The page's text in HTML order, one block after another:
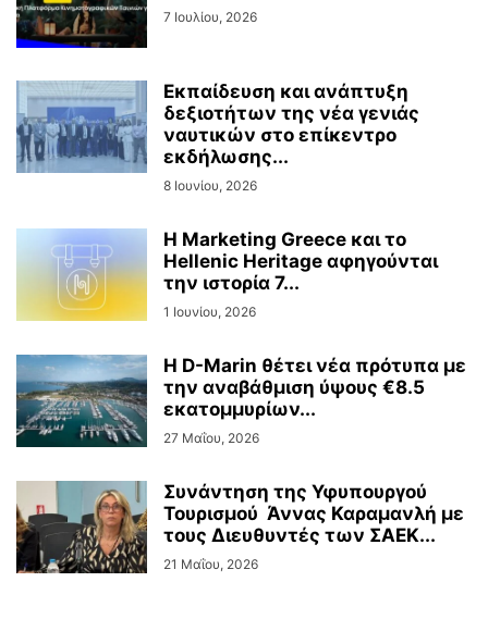
7 Ιουλίου, 2026
Εκπαίδευση και ανάπτυξη
δεξιοτήτων της νέα γενιάς
ναυτικών στο επίκεντρο
εκδήλωσης...
8 Ιουνίου, 2026
Η Marketing Greece και το
Hellenic Heritage αφηγούνται
την ιστορία 7...
1 Ιουνίου, 2026
Η D-Marin θέτει νέα πρότυπα με
την αναβάθμιση ύψους €8.5
εκατομμυρίων...
27 Μαΐου, 2026
Συνάντηση της Υφυπουργού
Τουρισμού Άννας Καραμανλή με
τους Διευθυντές των ΣΑΕΚ...
21 Μαΐου, 2026